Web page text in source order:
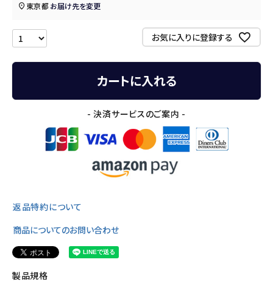
東京都 お届け先を変更
お気に入りに登録する
カートに入れる
- 決済サービスのご案内 -
返品特約について
商品についてのお問い合わせ
製品規格